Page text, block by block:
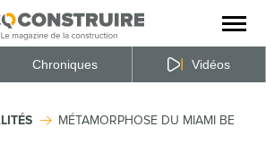
la
du
Chroniques Vidéos
MÉTAMORPHOSE DU MIAMI BEACH